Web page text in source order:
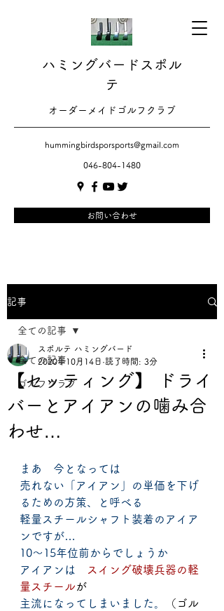
ハミングバードスポル
テ
​​オーダーメイドゴルフクラブ
hummingbirdsporsports@gmail.com
046-804-1480
お問い合わせ
記事
全ての記事
ゴルフクラブ
全ての記事
【セッティング】 ドライ
バーとアイアンの噛み合
わせ…
スポルテ ハミングバード
2020年10月14日 読了時間: 3分
まあ　今となっては
売れない「アイアン」の単価を下げ
るための方策、と呼べる
軽量スチールシャフト装着のアイア
ンですが…
10～15年位前からでしょうか
アイアンは
スイング破壊兵器の軽
量スチールが
主流になってしまいました。
（ゴル